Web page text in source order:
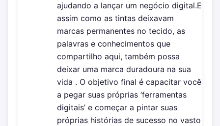
ajudando a lançar um negócio digital.E
assim como as tintas deixavam
marcas permanentes no tecido, as
palavras e conhecimentos que
compartilho aqui, também possa
deixar uma marca duradoura na sua
vida . O objetivo final é capacitar você
a pegar suas próprias ‘ferramentas
digitais’ e começar a pintar suas
próprias histórias de sucesso no vasto